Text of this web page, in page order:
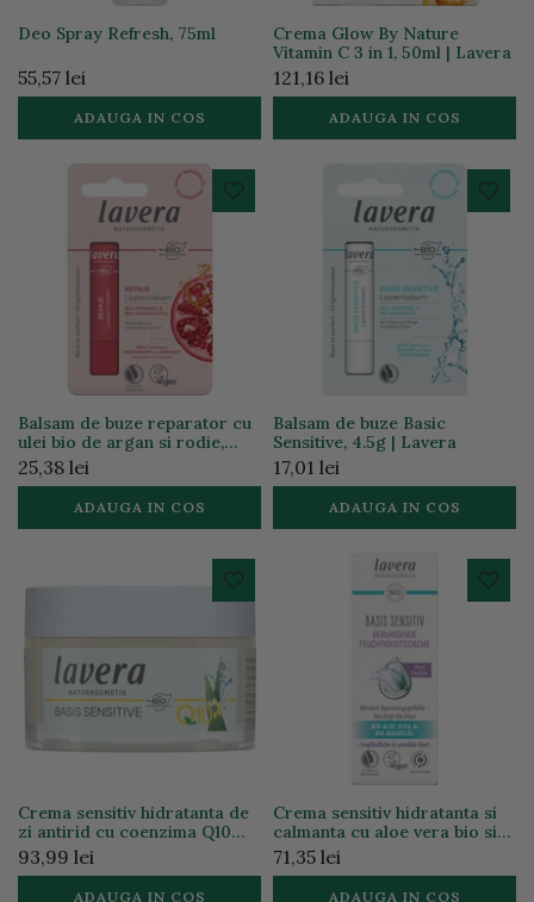
Deo Spray Refresh, 75ml
55,57 lei
ADAUGA IN COS
Crema Glow By Nature
Vitamin C 3 in 1, 50ml | Lavera
121,16 lei
ADAUGA IN COS
Balsam de buze reparator cu
ulei bio de argan si rodie,
4.5g | Lavera
25,38 lei
ADAUGA IN COS
Balsam de buze Basic
Sensitive, 4.5g | Lavera
17,01 lei
ADAUGA IN COS
Crema sensitiv hidratanta de
zi antirid cu coenzima Q10
jojoba bio si aloe vera bio,
50ml
93,99 lei
ADAUGA IN COS
Crema sensitiv hidratanta si
calmanta cu aloe vera bio si
ulei de migdale bio pentru ten
sensibil, 50ml
71,35 lei
ADAUGA IN COS